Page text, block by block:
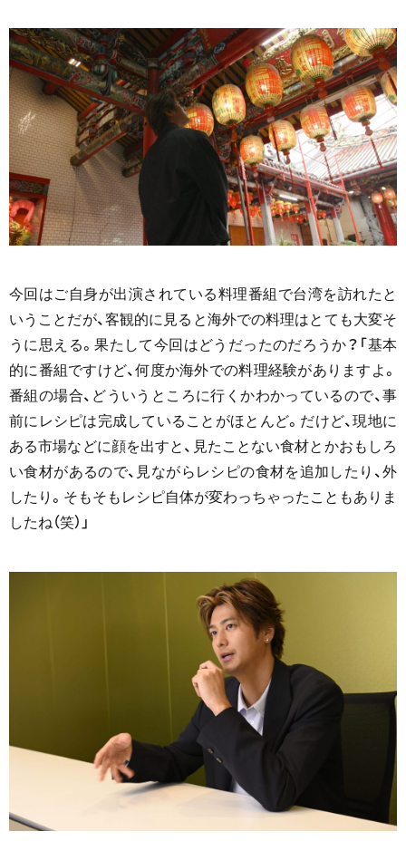
今回はご自身が出演されている料理番組で台湾を訪れたと
いうことだが、客観的に見ると海外での料理はとても大変そ
うに思える。果たして今回はどうだったのだろうか？「基本
的に番組ですけど、何度か海外での料理経験がありますよ。
番組の場合、どういうところに行くかわかっているので、事
前にレシピは完成していることがほとんど。だけど、現地に
ある市場などに顔を出すと、見たことない食材とかおもしろ
い食材があるので、見ながらレシピの食材を追加したり、外
したり。そもそもレシピ自体が変わっちゃったこともありま
したね（笑）」